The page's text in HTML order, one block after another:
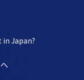
Japan?